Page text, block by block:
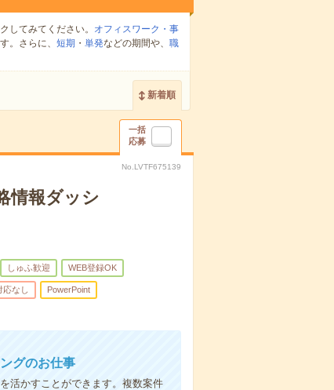
してみてください。
オフィスワーク・事
。さらに、 短期 ・ 単発などの期間や、 職
新着順
一括
応募
No.LVTF675139
情報ダッシ
しゅふ歓迎 WEB登録OK
応なし PowerPoint
グのお仕事
活かすことができます。複数案件